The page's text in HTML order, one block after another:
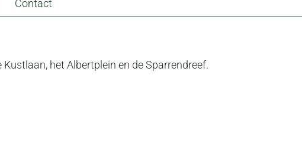
Contact
het Albertplein en de Sparrendreef.